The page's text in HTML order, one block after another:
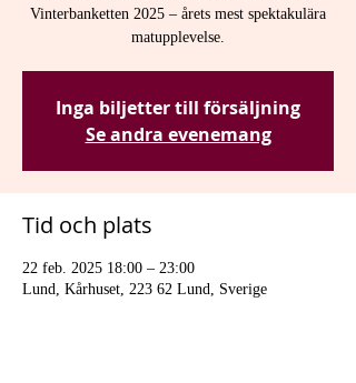
Vinterbanketten 2025 – årets mest spektakulära
matupplevelse.
Inga biljetter till försäljning
Se andra evenemang
Tid och plats
22 feb. 2025 18:00 – 23:00
Lund, Kårhuset, 223 62 Lund, Sverige